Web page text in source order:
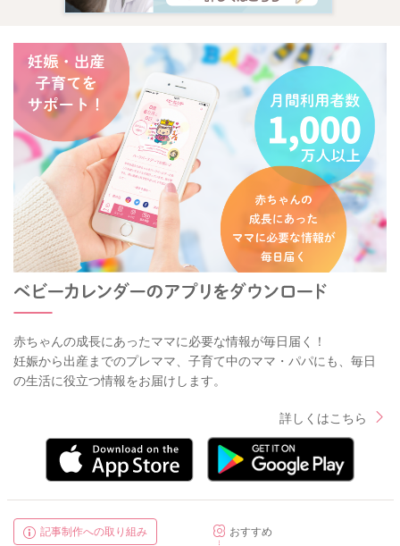
赤ちゃんの成長にあったママに必要な情報が毎日届く！
妊娠から出産までのプレママ、子育て中のママ・パパにも、毎日
の生活に役立つ情報をお届けします。
詳しくはこちら
記事制作への取り組み
おすすめ